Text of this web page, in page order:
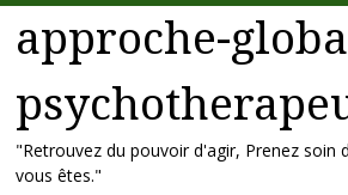
approche-
"Retrouvez du pouvoir d'agir, Prenez soin
vous êtes."